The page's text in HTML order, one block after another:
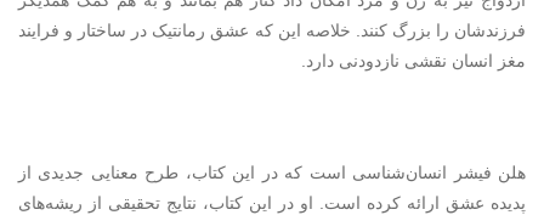
فرزندشان را بزرگ کنند. خلاصه این که عشق رمانتیک در ساختار و فرایند
مغز انسان نقشی نازدودنی دارد.
هلن فیشر انسان‌شناسی است که در این کتاب، طرح معنایی جدیدی از
پدیده عشق ارائه کرده است. او در این کتاب، نتایج تحقیقی از ریشه‌های